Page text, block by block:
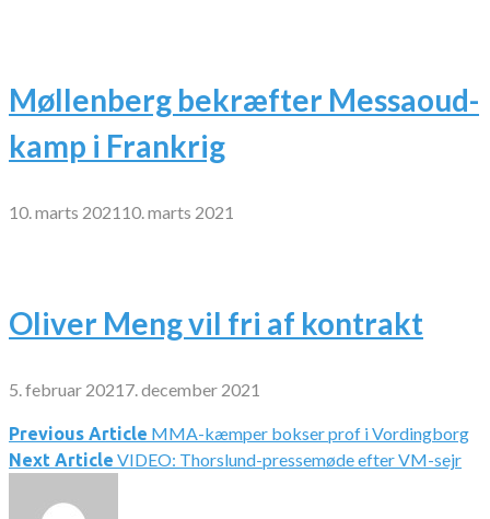
Møllenberg bekræfter Messaoud-
kamp i Frankrig
10. marts 2021 10. marts 2021
Oliver Meng vil fri af kontrakt
5. februar 2021 7. december 2021
Indlægsnavigation
Previous Article MMA-kæmper bokser prof i Vordingborg
Next Article VIDEO: Thorslund-pressemøde efter VM-sejr